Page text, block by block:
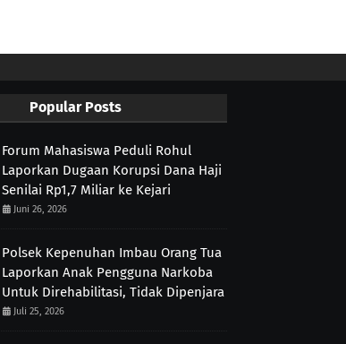
Popular Posts
Forum Mahasiswa Peduli Rohul
Laporkan Dugaan Korupsi Dana Haji
Senilai Rp1,7 Miliar ke Kejari
Juni 26, 2026
Polsek Kepenuhan Imbau Orang Tua
Laporkan Anak Pengguna Narkoba
Untuk Direhabilitasi, Tidak Dipenjara
Juli 25, 2026